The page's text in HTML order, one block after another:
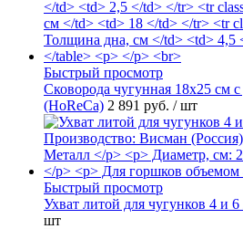
Быстрый просмотр
Сковорода чугунная 18х25 см
(HoReCa) 2 891 руб. / шт
Быстрый просмотр
Ухват литой для чугунков 4 и
шт